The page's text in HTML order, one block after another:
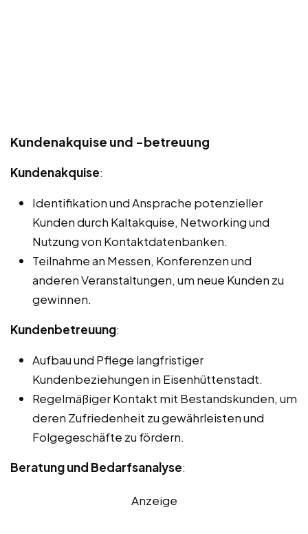
Kundenakquise und -betreuung
Kundenakquise:
Identifikation und Ansprache potenzieller
Kunden durch Kaltakquise, Networking und
Nutzung von Kontaktdatenbanken.
Teilnahme an Messen, Konferenzen und
anderen Veranstaltungen, um neue Kunden zu
gewinnen.
Kundenbetreuung:
Aufbau und Pflege langfristiger
Kundenbeziehungen in Eisenhüttenstadt.
Regelmäßiger Kontakt mit Bestandskunden, um
deren Zufriedenheit zu gewährleisten und
Folgegeschäfte zu fördern.
Beratung und Bedarfsanalyse:
Anzeige